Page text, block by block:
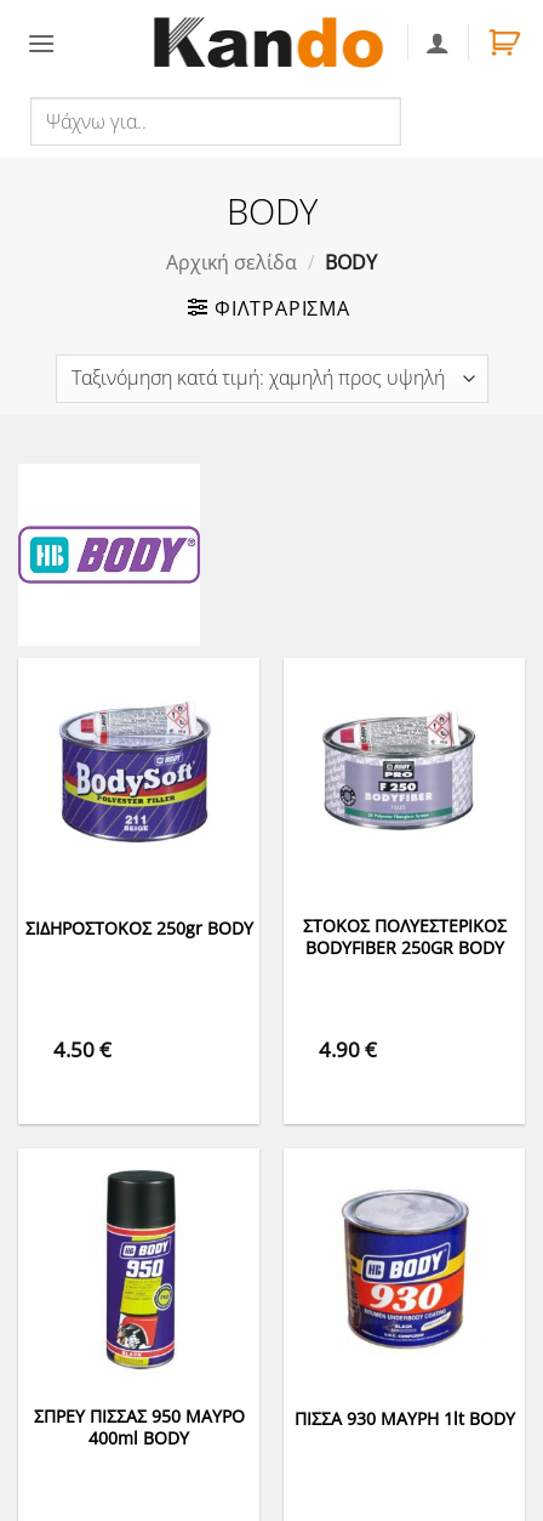
για..
BODY
Αρχική σελίδα / BODY
ΦΙΛΤΡΆΡΙΣΜΑ
ΣΙΔΗΡΟΣΤΟΚΟΣ 250gr BODY
4.50€
ΣΤΟΚΟΣ ΠΟΛΥΕΣΤΕΡΙΚΟΣ
ΒΟDYFIBER 250GR BODY
4.90€
ΣΠΡΕΥ ΠΙΣΣΑΣ 950 ΜΑΥΡΟ
400ml BODY
ΠΙΣΣΑ 930 ΜΑΥΡΗ 1lt BODY